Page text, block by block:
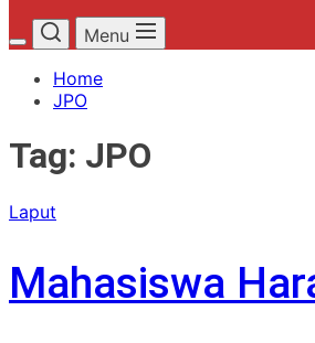
Menu
Home
JPO
Tag: JPO
Laput
Mahasiswa